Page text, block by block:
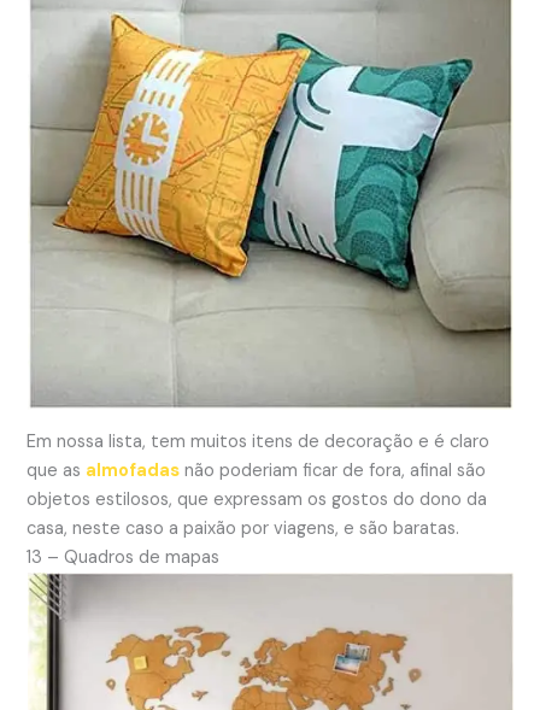
Em nossa lista, tem muitos itens de decoração e é claro
que as almofadas não poderiam ficar de fora, afinal são
objetos estilosos, que expressam os gostos do dono da
casa, neste caso a paixão por viagens, e são baratas.
13 – Quadros de mapas